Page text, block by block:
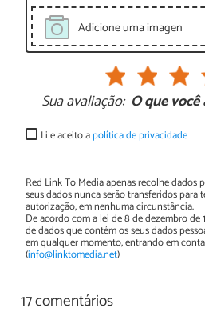
Adicione uma imagen
Sua avaliação: O que
Li e aceito apolítica de privacidade
Red Link To Media apenas recolhe dados
seus dados nunca serão transferidos para
autorização, em nenhuma circunstância.
De acordo com a lei de 8 de dezembro de
de dados que contém os seus dados
em qualquer momento, entrando em
(info@linktomedia.net)
17 comentários